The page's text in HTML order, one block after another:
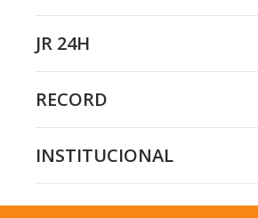
JR 24H
RECORD
INSTITUCIONAL